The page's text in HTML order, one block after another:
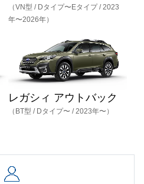
（VN型 / Dタイプ〜Eタイプ / 2023
年〜2026年）
レガシィ アウトバック
（BT型 / Dタイプ〜 / 2023年〜）​​​​​​​